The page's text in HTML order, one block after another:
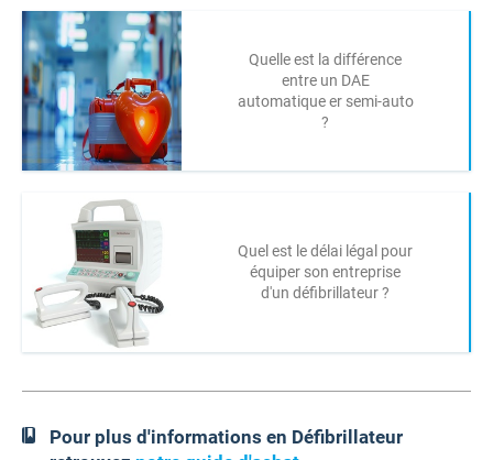
Quelle est la différence
entre un DAE
automatique er semi-auto
?
Quel est le délai légal pour
équiper son entreprise
d'un défibrillateur ?
Pour plus d'informations en Défibrillateur